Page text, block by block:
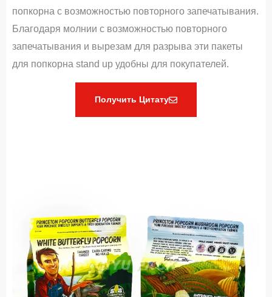
попкорна с возможностью повторного запечатывания.
Благодаря молнии с возможностью повторного
запечатывания и вырезам для разрыва эти пакеты
для попкорна stand up удобны для покупателей.
Получить Цитату